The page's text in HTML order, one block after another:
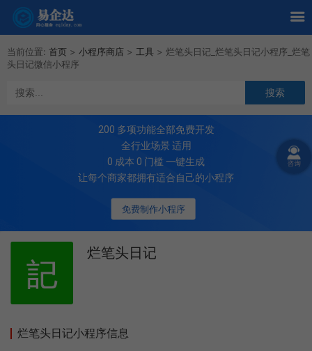
当前位置: 首页 > 小程序商店 > 工具 > 烂笔头日记_烂笔头日记小程序_烂笔
头日记微信小程序
免费制作小程序
200 多项功能全部免费开发
全行业场景 适用
0 成本 0 门槛 一键生成
让每个商家都拥有适合自己的小程序
烂笔头日记
烂笔头日记小程序信息